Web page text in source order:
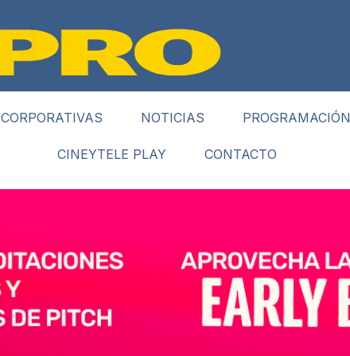
CORPORATIVAS NOTICIAS PROGRAMACIÓN
CINEYTELE PLAY CONTACTO